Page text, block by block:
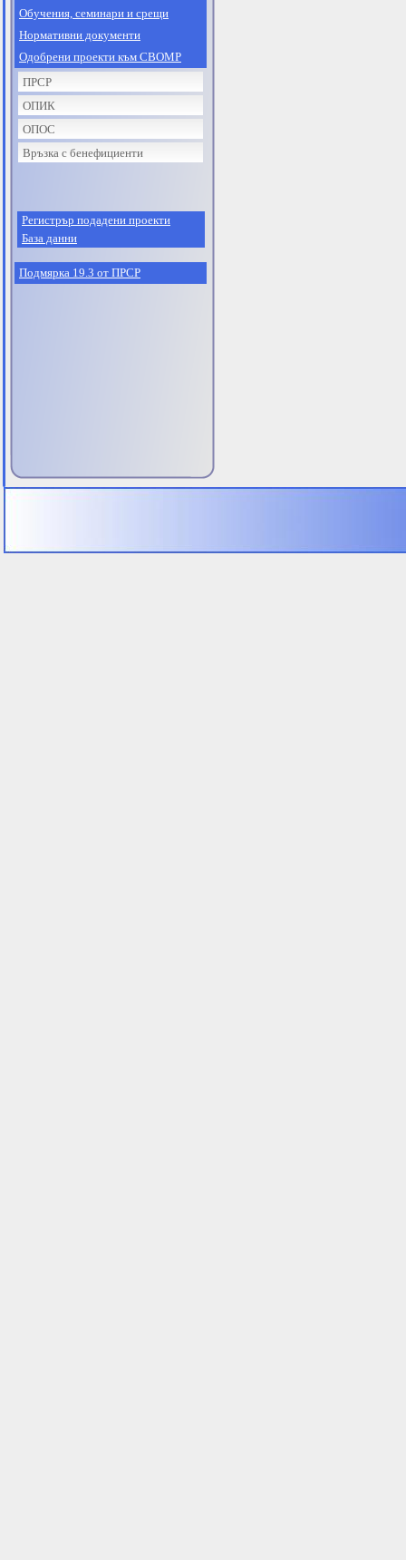
Регистрър подадени проекти
База данни
Подмярка 19.3 от ПРСР
Обучения, семинари и срещи
Нормативни документи
Одобрени проекти към СВОМР
ПРСР
ОПИК
ОПОС
Връзка с бенефициенти